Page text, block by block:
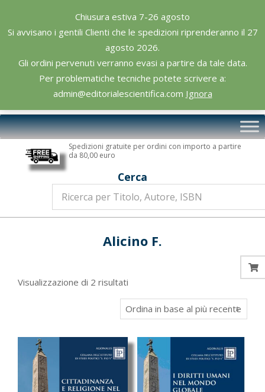
Chiusura estiva 7-26 agosto
Si avvisano i gentili Clienti che le spedizioni riprenderanno il 27
agosto 2026.
Gli ordini pervenuti verranno evasi a partire da tale data.
Per problematiche tecniche potete scrivere a:
admin@editorialescientifica.com Ignora
content
Editoriale
Scientifica
Primary
Navigation
Spedizioni gratuite per ordini con importo a partire
da 80,00 euro
Cerca
Alicino F.
Visualizzazione di 2 risultati
in
base
più
recente